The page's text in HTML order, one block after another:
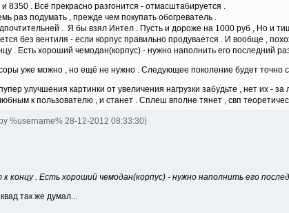
8350 . Всё прекрасно разгонится - отмасштабируется .
раз подумать , прежде чем покупать обогреватель .
. Я бы взял Интел . Пусть и дороже на 1000 руб , Но и
без вентиля - если корпус правильно продувается . И вообще ,
. Есть хороший чемодан(корпус) - нужно наполнить его последний
уже можно , но ещё не нужно . Следующее поколение будет точно
улучшения картинки от увеличения нагрузки забудьте , нет их -
к пользователю , и станет . Сплеш вполне тянет , свп
%username% 28-12-2012 08:33:30)
концу . Есть хороший чемодан(корпус) - нужно наполнить его
так же думал...